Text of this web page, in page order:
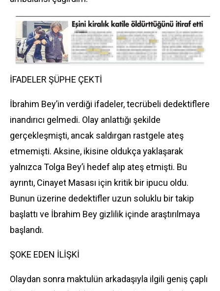
İFADELER ŞÜPHE ÇEKTİ
İbrahim Bey’in verdiği ifadeler, tecrübeli dedektiflere
inandırıcı gelmedi. Olay anlattığı şekilde
gerçekleşmişti, ancak saldırgan rastgele ateş
etmemişti. Aksine, ikisine oldukça yaklaşarak
yalnızca Tolga Bey’i hedef alıp ateş etmişti. Bu
ayrıntı, Cinayet Masası için kritik bir ipucu oldu.
Bunun üzerine dedektifler uzun soluklu bir takip
başlattı ve İbrahim Bey gizlilik içinde araştırılmaya
başlandı.
ŞOKE EDEN İLİŞKİ
Olaydan sonra maktulün arkadaşıyla ilgili geniş çaplı